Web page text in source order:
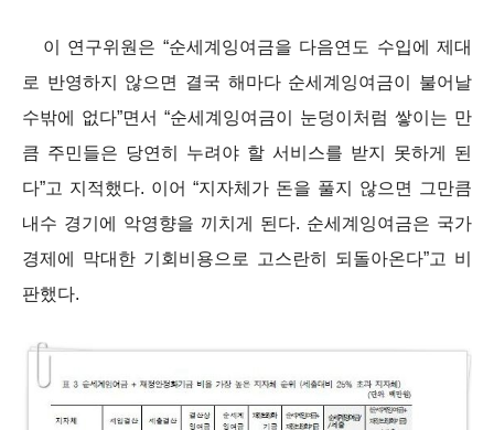
이 연구위원은 “순세계잉여금을 다음연도 수입에 제대
로 반영하지 않으면 결국 해마다 순세계잉여금이 불어날
수밖에 없다”면서 “순세계잉여금이 눈덩이처럼 쌓이는 만
큼 주민들은 당연히 누려야 할 서비스를 받지 못하게 된
다”고 지적했다. 이어 “지자체가 돈을 풀지 않으면 그만큼
내수 경기에 악영향을 끼치게 된다. 순세계잉여금은 국가
경제에 막대한 기회비용으로 고스란히 되돌아온다”고 비
판했다.